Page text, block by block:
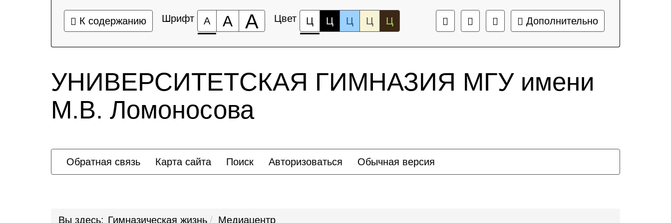
К содержанию Шрифт А А А Цвет Ц Ц Ц Ц Ц Дополнительно
УНИВЕРСИТЕТСКАЯ ГИМНАЗИЯ МГУ имени
М.В. Ломоносова
Обратная связь Карта сайта Поиск Авторизоваться Обычная версия
Вы здесь: Гимназическая жизнь Медиацентр